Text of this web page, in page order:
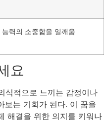
력의 소중함을 일깨움
요
식적으로 느끼는 감정이나
보는 기회가 된다. 이 꿈을
해결을 위한 의지를 키워나